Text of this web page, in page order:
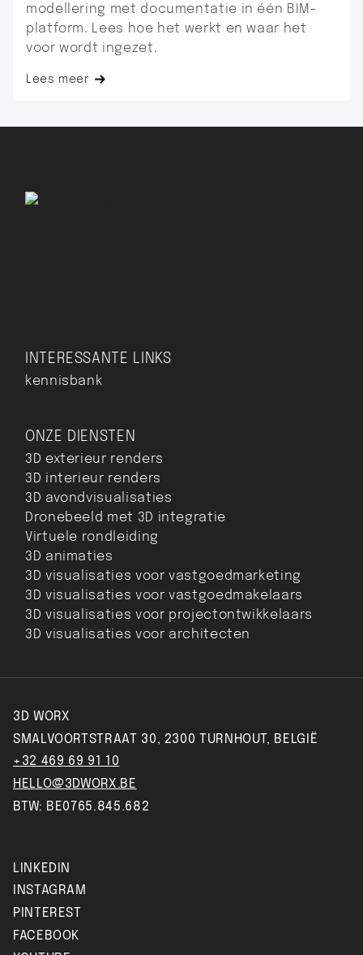
modellering met documentatie in één BIM-
platform. Lees hoe het werkt en waar het
voor wordt ingezet.
Lees meer
INTERESSANTE LINKS
kennisbank
ONZE DIENSTEN
3D exterieur renders
3D interieur renders
3D avondvisualisaties
Dronebeeld met 3D integratie
Virtuele rondleiding
3D animaties
3D visualisaties voor vastgoedmarketing
3D visualisaties voor vastgoedmakelaars
3D visualisaties voor projectontwikkelaars
3D visualisaties voor architecten
3D WORX
SMALVOORTSTRAAT 30, 2300 TURNHOUT, BELGIË
+32 469 69 91 10
HELLO@3DWORX.BE
BTW: BE0765.845.682
LINKEDIN
INSTAGRAM
PINTEREST
FACEBOOK